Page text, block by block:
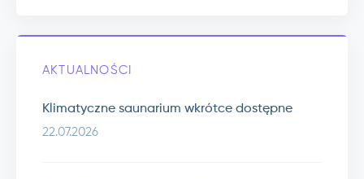
AKTUALNOŚCI
Klimatyczne saunarium wkrótce dostępne
22.07.2026